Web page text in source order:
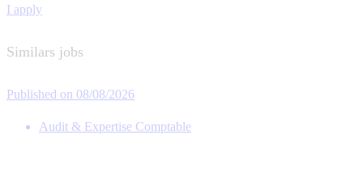
I apply
Similars jobs
Published on 08/08/2026
Audit & Expertise Comptable